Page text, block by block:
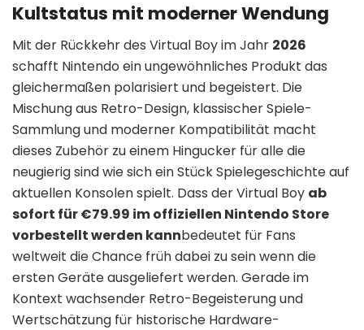
Kultstatus mit moderner Wendung
Mit der Rückkehr des Virtual Boy im Jahr 2026
schafft Nintendo ein ungewöhnliches Produkt das
gleichermaßen polarisiert und begeistert. Die
Mischung aus Retro-Design, klassischer Spiele-
Sammlung und moderner Kompatibilität macht
dieses Zubehör zu einem Hingucker für alle die
neugierig sind wie sich ein Stück Spielegeschichte auf
aktuellen Konsolen spielt. Dass der Virtual Boy ab
sofort für €79.99 im offiziellen Nintendo Store
vorbestellt werden kannbedeutet für Fans
weltweit die Chance früh dabei zu sein wenn die
ersten Geräte ausgeliefert werden. Gerade im
Kontext wachsender Retro-Begeisterung und
Wertschätzung für historische Hardware-